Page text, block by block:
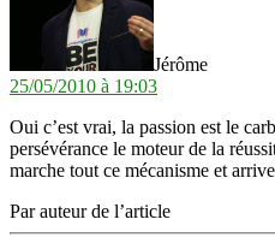
Jérôme
25/05/2010 à 19:03
Oui c’est vrai, la passion est le
persévérance le moteur de la
marche tout ce mécanisme et
Par auteur de l’article